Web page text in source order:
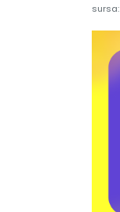
sursa: